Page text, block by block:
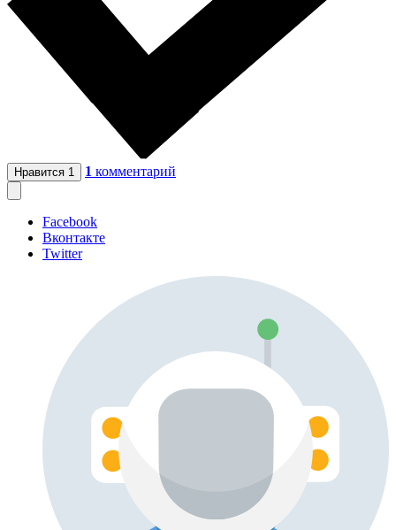
Нравится 1 1 комментарий
Facebook
Вконтакте
Twitter